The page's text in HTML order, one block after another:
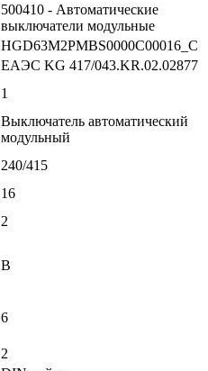
500410 - Автоматические
выключатели модульные
HGD63M2PMBS0000C00016_C
ЕАЭС KG 417/043.KR.02.02877
1
Выключатель автоматический
модульный
240/415
16
2
B
6
2